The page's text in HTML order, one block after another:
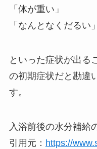
「体が重い」
「なんとなくだるい」
といった症状が出る
の初期症状だと勘違
す。
入浴前後の水分補給
引用元： https://